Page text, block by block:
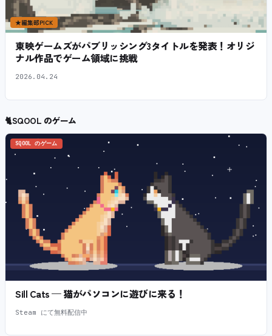
★編集部PICK
東映ゲームズがパブリッシング3タイトルを発表！オリジ
ナル作品でゲーム領域に挑戦
2026.04.24
🐈SQOOL のゲーム
SQOOL のゲーム
Sill Cats — 猫がパソコンに遊びに来る！
Steam にて無料配信中